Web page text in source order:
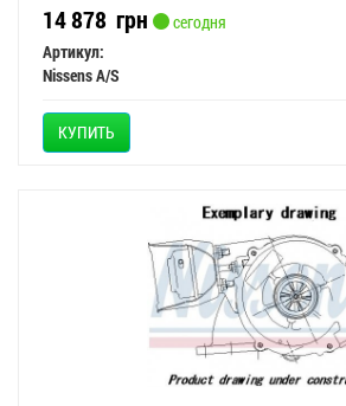
14 878 грн
сегодня
Артикул:
Nissens A/S
КУПИТЬ